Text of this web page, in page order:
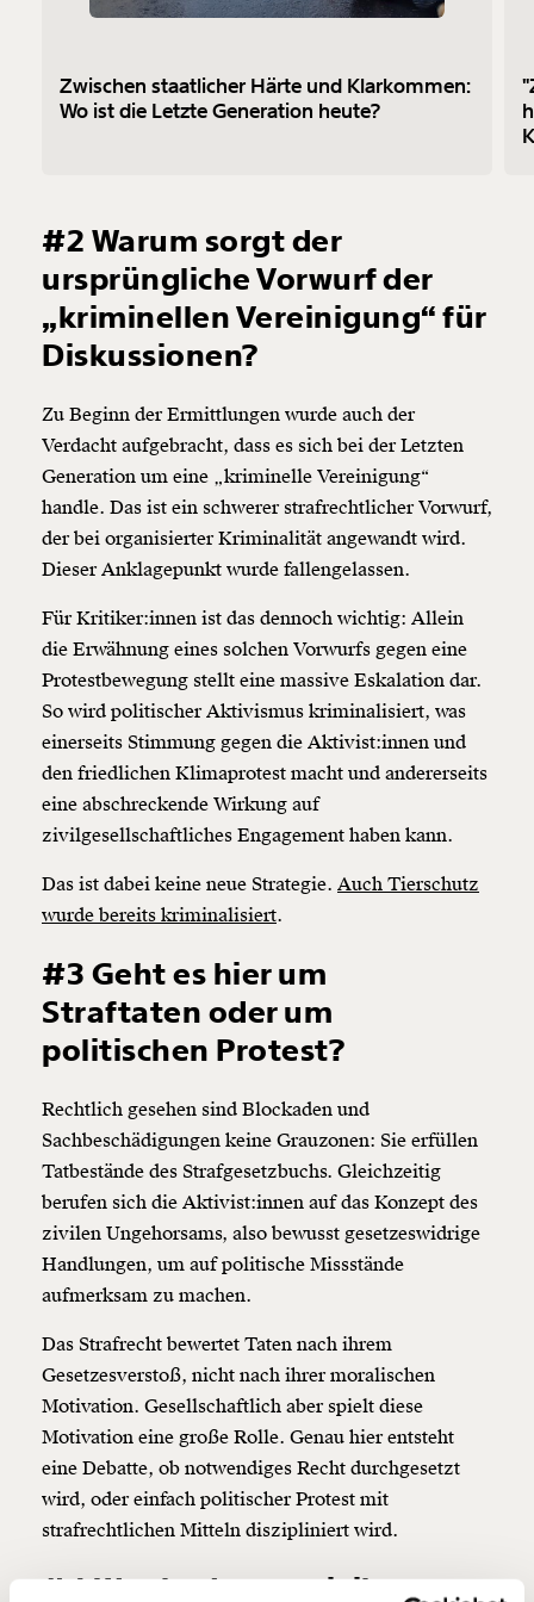
Veränderung
beginnt mit Dir!
unsere Wirtschaft so gestalten, dass sie für alle
funktioniert. Unsere Recherchen sind für alle frei im
Netz. Unabhängig und werbefrei. Und das wird auch
so bleiben. Kämpf’ mit uns für den Fortschritt und
unterstütze uns mit Deinem Mitgliedsbeitrag.
Du überweist lieber direkt?
Hier unsere IBAN: AT34 4300 0498 0007 6017
sozialen Fortschritt
Zwischen staatlicher Härte und Klarkommen:
Wo ist die Letzte Generation heute?
#2 Warum sorgt der
ursprüngliche Vorwurf der
„kriminellen Vereinigung“ für
Diskussionen?
Zu Beginn der Ermittlungen wurde auch der
Verdacht aufgebracht, dass es sich bei der Letzten
Generation um eine „kriminelle Vereinigung“
handle. Das ist ein schwerer strafrechtlicher Vorwurf,
der bei organisierter Kriminalität angewandt wird.
Dieser Anklagepunkt wurde fallengelassen.
Für Kritiker:innen ist das dennoch wichtig: Allein
die Erwähnung eines solchen Vorwurfs gegen eine
Protestbewegung stellt eine massive Eskalation dar.
So wird politischer Aktivismus kriminalisiert, was
einerseits Stimmung gegen die Aktivist:innen und
den friedlichen Klimaprotest macht und andererseits
eine abschreckende Wirkung auf
zivilgesellschaftliches Engagement haben kann.
Das ist dabei keine neue Strategie. Auch Tierschutz
wurde bereits kriminalisiert.
#3 Geht es hier um
Straftaten oder um
politischen Protest?
Rechtlich gesehen sind Blockaden und
Sachbeschädigungen keine Grauzonen: Sie erfüllen
Tatbestände des Strafgesetzbuchs. Gleichzeitig
berufen sich die Aktivist:innen auf das Konzept des
zivilen Ungehorsams, also bewusst gesetzeswidrige
Handlungen, um auf politische Missstände
aufmerksam zu machen.
Das Strafrecht bewertet Taten nach ihrem
Gesetzesverstoß, nicht nach ihrer moralischen
Motivation. Gesellschaftlich aber spielt diese
Motivation eine große Rolle. Genau hier entsteht
eine Debatte, ob notwendiges Recht durchgesetzt
wird, oder einfach politischer Protest mit
strafrechtlichen Mitteln diszipliniert wird.
#4 Was bedeutet ziviler